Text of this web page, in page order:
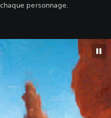
personnage.